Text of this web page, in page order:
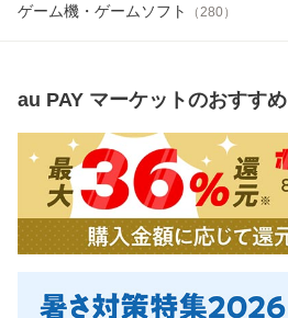
ゲーム機・ゲームソフト （280）
au PAY マーケットのおすすめ